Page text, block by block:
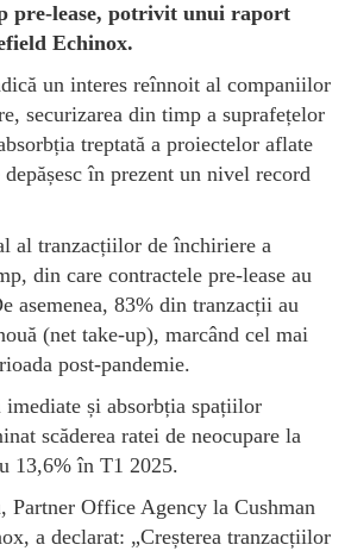
pre-lease, potrivit unui raport
Echinox.
un interes reînnoit al companiilor
securizarea din timp a suprafețelor
treptată a proiectelor aflate
în prezent un nivel record
al tranzacțiilor de închiriere a
din care contractele pre-lease au
asemenea, 83% din tranzacții au
(net take-up), marcând cel mai
post-pandemie.
și absorbția spațiilor
scăderea ratei de neocupare la
13,6% în T1 2025.
Partner Office Agency la Cushman
a declarat: „Creșterea tranzacțiilor